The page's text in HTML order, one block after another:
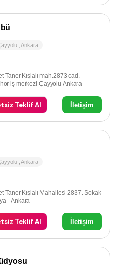
,Ankara
Taner Kışlalı mah.2873 cad.
iş merkezi Çayyolu Ankara
Teklif Al İletişim
,Ankara
Taner Kışlalı Mahallesi 2837. Sokak
- Ankara
Teklif Al İletişim